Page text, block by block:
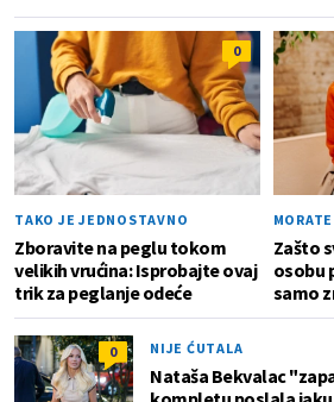
0
TAKO JE JEDNOSTAVNO
Zboravite na peglu tokom
velikih vrućina: Isprobajte ovaj
trik za peglanje odeće
Zašto
osobu
samo
0 NIJE ĆUTALA
Nataša Bekvalac